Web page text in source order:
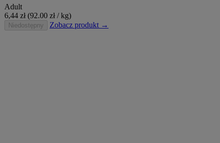
Adult
6,44 zł (92.00 zł / kg)
Niedostępny Zobacz produkt →